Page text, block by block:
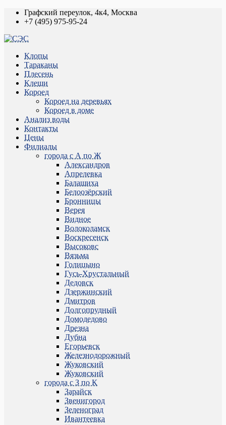
Графский переулок, 4к4, Москва
+7 (495) 975-95-24
Клопы
Тараканы
Плесень
Клещи
Короед
Короед на деревьях
Короед в доме
Анализ воды
Контакты
Цены
Филиалы
города с А по Ж
Александров
Апрелевка
Балашиха
Белоозёрский
Бронницы
Верея
Видное
Волоколамск
Воскресенск
Высоковс
Вязьма
Голицыно
Гусь-Хрустальный
Дедовск
Дзержинский
Дмитров
Долгопрудный
Домодедово
Дрезна
Дубна
Егорьевск
Железнодорожный
Жуковский
Жуковский
города с З по К
Зарайск
Звенигород
Зеленоград
Ивантеевка